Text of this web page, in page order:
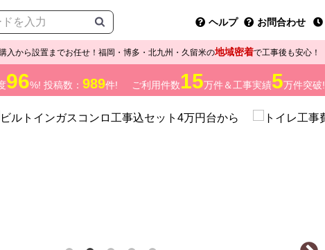
ヘルプ お問合わせ
入から設置までお任せ！福岡・博多・北九州・久留米の地域密着で工事後も安心！
96%! 投稿数： 989件! ご利用件数15万件＆工事実績5万件突破!